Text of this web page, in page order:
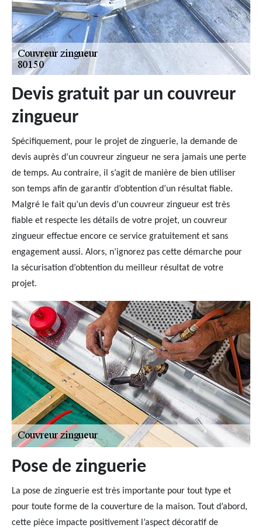
Devis gratuit par un couvreur
zingueur
Spécifiquement, pour le projet de zinguerie, la demande de
devis auprès d’un couvreur zingueur ne sera jamais une perte
de temps. Au contraire, il s’agit de manière de bien utiliser
son temps afin de garantir d’obtention d’un résultat fiable.
Malgré le fait qu’un devis d’un couvreur zingueur est très
fiable et respecte les détails de votre projet, un couvreur
zingueur effectue encore ce service gratuitement et sans
engagement aussi. Alors, n’ignorez pas cette démarche pour
la sécurisation d’obtention du meilleur résultat de votre
projet.
Pose de zinguerie
La pose de zinguerie est très importante pour tout type et
pour toute forme de la couverture de la maison. Tout d’abord,
cette pièce impacte positivement l’aspect décoratif de